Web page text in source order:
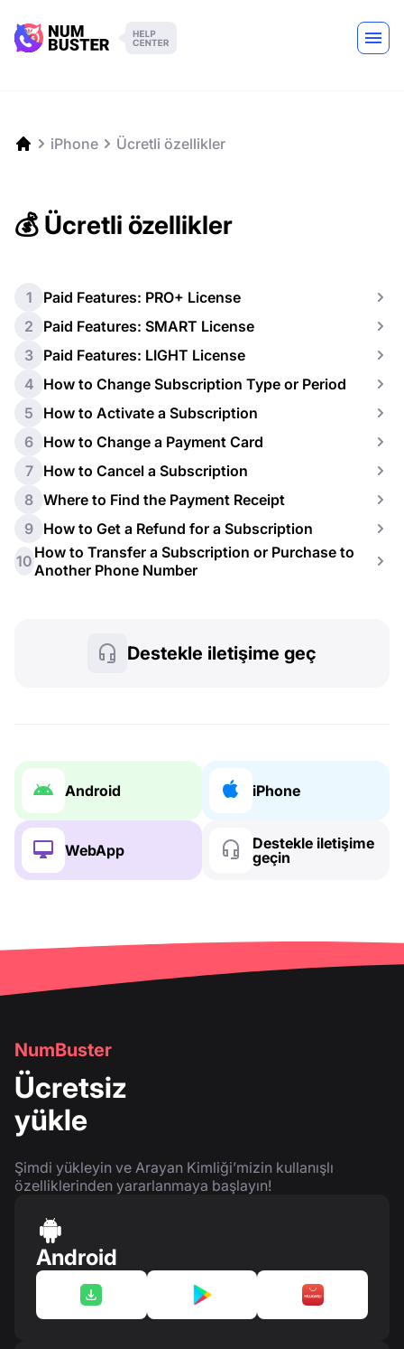
iPhone Ücretli özellikler
💰 Ücretli özellikler
1
Paid Features: PRO+ License
2
Paid Features: SMART License
3 Paid Features: LIGHT License
4 How to Change Subscription Type or Period
5
How to Activate a Subscription
6 How to Change a Payment Card
7
How to Cancel a Subscription
8 Where to Find the Payment Receipt
9 How to Get a Refund for a Subscription
10 How to Transfer a Subscription or Purchase to
Another Phone Number
Destekle iletişime geç
Android iPhone
WebApp
Destekle iletişime
geçin
NumBuster
Ücretsiz
yükle
Şimdi yükleyin ve Arayan Kimliği’mizin kullanışlı
özelliklerinden yararlanmaya başlayın!
Android